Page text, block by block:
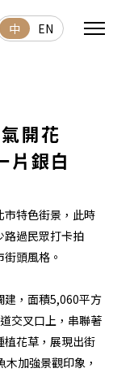
中 EN
開花
片銀白
市特色街景，此時
路過民眾打卡拍
頭風格。
，面積5,060平方
交叉口上，串聯著
植花草，展現出街
加強景觀印象，